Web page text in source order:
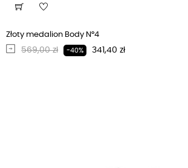
Złoty medalion Body N°4
Regularna cena
569,00 zł -40% Cena
341,40 zł